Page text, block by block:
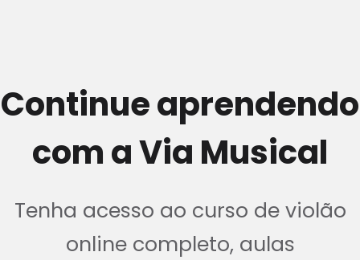
Continue aprendendo
com a Via Musical
Tenha acesso ao curso de violão
online completo, aulas